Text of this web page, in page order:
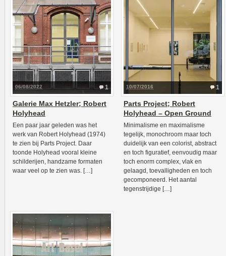
1
06/08/2022
Galerie Max Hetzler; Robert
Holyhead
Een paar jaar geleden was het
werk van Robert Holyhead (1974)
te zien bij Parts Project. Daar
toonde Holyhead vooral kleine
schilderijen, handzame formaten
waar veel op te zien was. […]
1
10/07/2016
Parts Project; Robert
Holyhead – Open Ground
Minimalisme en maximalisme
tegelijk, monochroom maar toch
duidelijk van een colorist, abstract
en toch figuratief, eenvoudig maar
toch enorm complex, vlak en
gelaagd, toevalligheden en toch
gecomponeerd. Het aantal
tegenstrijdige […]